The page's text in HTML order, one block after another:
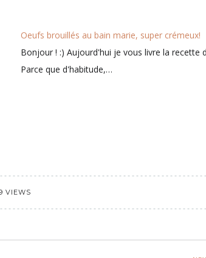
Oeufs brouillés au bain marie, super crémeux!
Bonjour ! :) Aujourd'hui je vous livre la recette
Parce que d'habitude,…
VIEWS